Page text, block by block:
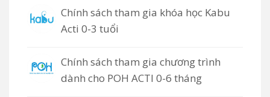
Chính sách tham gia khóa học Kabu
Acti 0-3 tuổi
Chính sách tham gia chương trình
dành cho POH ACTI 0-6 tháng